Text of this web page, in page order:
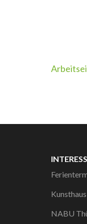
NABU